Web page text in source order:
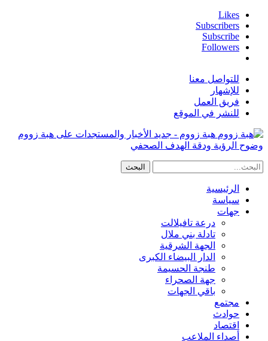
Likes
Subscribers
Subscribe
Followers
للتواصل معنا
للإشهار
فريق العمل
للنشر في الموقع
هبة زووم - جديد الأخبار والمستجدات على هبة زووم
وضوح الرؤية ودقة الهدف الصحفي
الرئيسية
سياسة
جهات
درعة تافيلالت
تادلة بني ملال
الجهة الشرقية
الدار البيضاء الكبرى
طنجة الحسيمة
جهة الصحراء
باقي الجهات
مجتمع
حوادث
اقتصاد
أصداء الملاعب